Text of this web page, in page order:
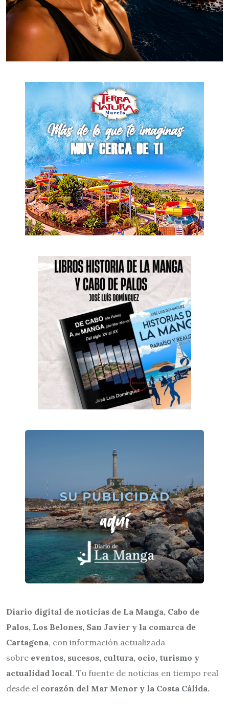
Diario digital de noticias de La Manga, Cabo de
Palos, Los Belones, San Javier y la comarca de
Cartagena, con información actualizada
sobre eventos, sucesos, cultura, ocio, turismo y
actualidad local. Tu fuente de noticias en tiempo real
desde el corazón del Mar Menor y la Costa Cálida.